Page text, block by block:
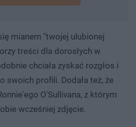
mianem "twojej ulubionej
treści dla dorosłych w
chciała zyskać rozgłos i
swoich profili. Dodała też, że
O'Sullivana, z którym
wcześniej zdjęcie.